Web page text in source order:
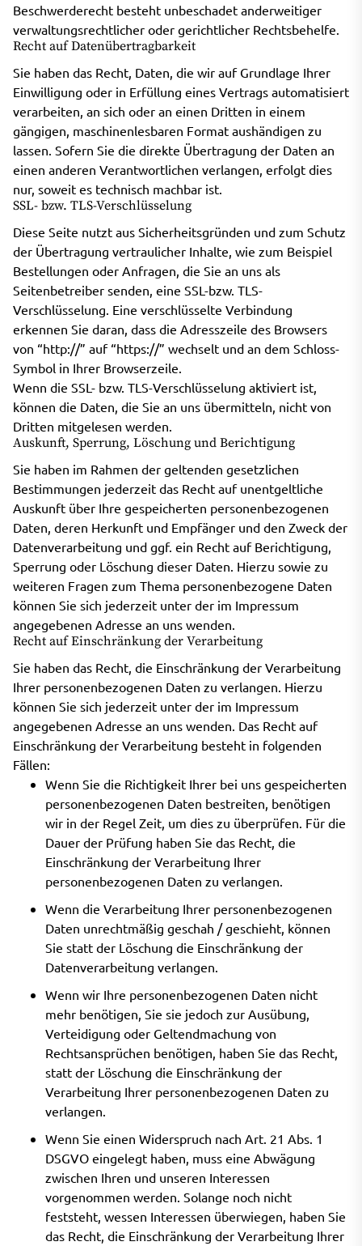
Beschwerderecht besteht unbeschadet anderweitiger
verwaltungsrechtlicher oder gerichtlicher Rechtsbehelfe.
Recht auf Datenübertragbarkeit
Sie haben das Recht, Daten, die wir auf Grundlage Ihrer
Einwilligung oder in Erfüllung eines Vertrags automatisiert
verarbeiten, an sich oder an einen Dritten in einem
gängigen, maschinenlesbaren Format aushändigen zu
lassen. Sofern Sie die direkte Übertragung der Daten an
einen anderen Verantwortlichen verlangen, erfolgt dies
nur, soweit es technisch machbar ist.
SSL- bzw. TLS-Verschlüsselung
Diese Seite nutzt aus Sicherheitsgründen und zum Schutz
der Übertragung vertraulicher Inhalte, wie zum Beispiel
Bestellungen oder Anfragen, die Sie an uns als
Seitenbetreiber senden, eine SSL-bzw. TLS-
Verschlüsselung. Eine verschlüsselte Verbindung
erkennen Sie daran, dass die Adresszeile des Browsers
von “http://” auf “https://” wechselt und an dem Schloss-
Symbol in Ihrer Browserzeile.
Wenn die SSL- bzw. TLS-Verschlüsselung aktiviert ist,
können die Daten, die Sie an uns übermitteln, nicht von
Dritten mitgelesen werden.
Auskunft, Sperrung, Löschung und Berichtigung
Sie haben im Rahmen der geltenden gesetzlichen
Bestimmungen jederzeit das Recht auf unentgeltliche
Auskunft über Ihre gespeicherten personenbezogenen
Daten, deren Herkunft und Empfänger und den Zweck der
Datenverarbeitung und ggf. ein Recht auf Berichtigung,
Sperrung oder Löschung dieser Daten. Hierzu sowie zu
weiteren Fragen zum Thema personenbezogene Daten
können Sie sich jederzeit unter der im Impressum
angegebenen Adresse an uns wenden.
Recht auf Einschränkung der Verarbeitung
Sie haben das Recht, die Einschränkung der Verarbeitung
Ihrer personenbezogenen Daten zu verlangen. Hierzu
können Sie sich jederzeit unter der im Impressum
angegebenen Adresse an uns wenden. Das Recht auf
Einschränkung der Verarbeitung besteht in folgenden
Fällen:
Wenn Sie die Richtigkeit Ihrer bei uns gespeicherten
personenbezogenen Daten bestreiten, benötigen
wir in der Regel Zeit, um dies zu überprüfen. Für die
Dauer der Prüfung haben Sie das Recht, die
Einschränkung der Verarbeitung Ihrer
personenbezogenen Daten zu verlangen.
Wenn die Verarbeitung Ihrer personenbezogenen
Daten unrechtmäßig geschah / geschieht, können
Sie statt der Löschung die Einschränkung der
Datenverarbeitung verlangen.
Wenn wir Ihre personenbezogenen Daten nicht
mehr benötigen, Sie sie jedoch zur Ausübung,
Verteidigung oder Geltendmachung von
Rechtsansprüchen benötigen, haben Sie das Recht,
statt der Löschung die Einschränkung der
Verarbeitung Ihrer personenbezogenen Daten zu
verlangen.
Wenn Sie einen Widerspruch nach Art. 21 Abs. 1
DSGVO eingelegt haben, muss eine Abwägung
zwischen Ihren und unseren Interessen
vorgenommen werden. Solange noch nicht
feststeht, wessen Interessen überwiegen, haben Sie
das Recht, die Einschränkung der Verarbeitung Ihrer